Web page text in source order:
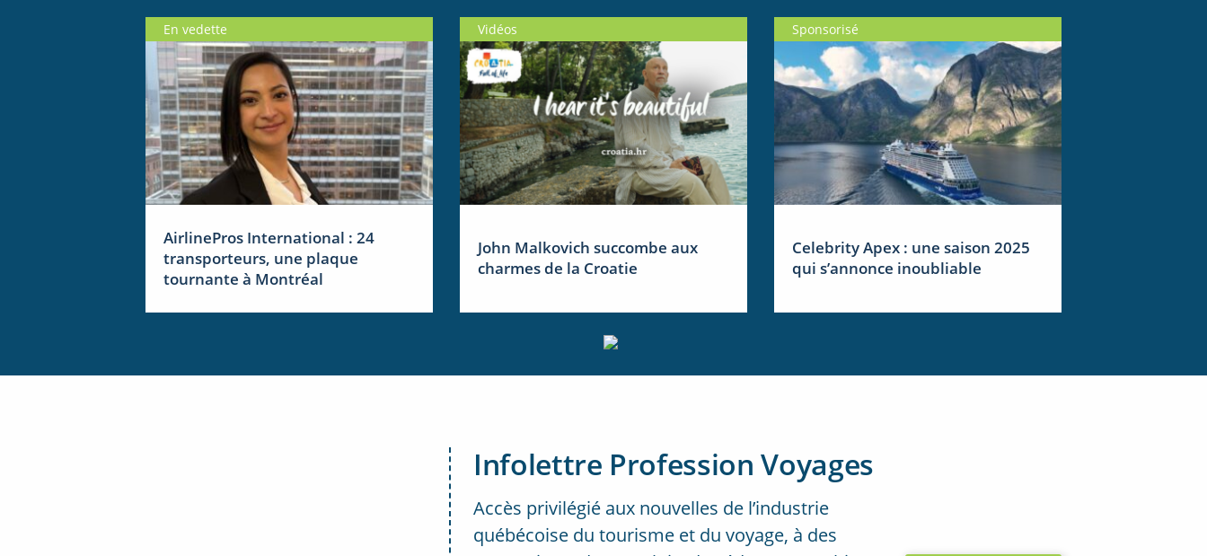
En vedette
AirlinePros International : 24
transporteurs, une plaque
tournante à Montréal
Vidéos
John Malkovich succombe aux
charmes de la Croatie
Sponsorisé
Celebrity Apex : une saison 2025
qui s’annonce inoubliable
Infolettre Profession Voyages
Accès privilégié aux nouvelles de l’industrie
québécoise du tourisme et du voyage, à des